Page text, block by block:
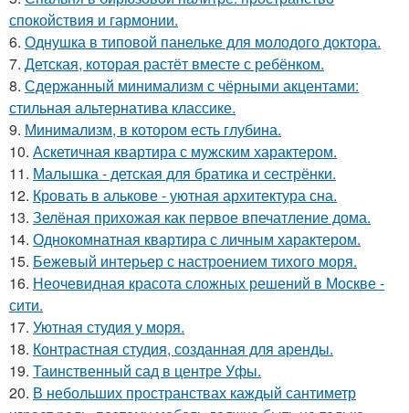
спокойствия и гармонии.
6. Однушка в типовой панельке для молодого доктора.
7. Детская, которая растёт вместе с ребёнком.
8. Сдержанный минимализм с чёрными акцентами:
стильная альтернатива классике.
9. Минимализм, в котором есть глубина.
10. Аскетичная квартира с мужским характером.
11. Малышка - детская для братика и сестрёнки.
12. Кровать в алькове - уютная архитектура сна.
13. Зелёная прихожая как первое впечатление дома.
14. Однокомнатная квартира с личным характером.
15. Бежевый интерьер с настроением тихого моря.
16. Неочевидная красота сложных решений в Москве -
сити.
17. Уютная студия у моря.
18. Контрастная студия, созданная для аренды.
19. Таинственный сад в центре Уфы.
20. В небольших пространствах каждый сантиметр